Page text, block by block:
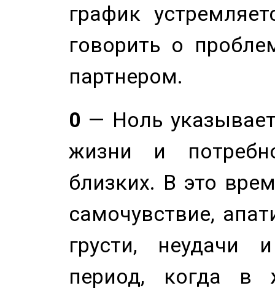
график
говорить о
партнером.
0 — Ноль
жизни и
близких. В это
самочувствие,
грусти, неудачи
период, когда в